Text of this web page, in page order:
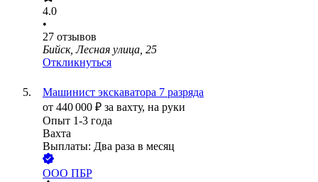
4.0
•
27 отзывов
Бийск, Лесная улица, 25
Откликнуться
Машинист экскаватора 7 разряда
от 440 000 ₽ за вахту, на руки
Опыт 1-3 года
Вахта
Выплаты: Два раза в месяц
ООО ПБР